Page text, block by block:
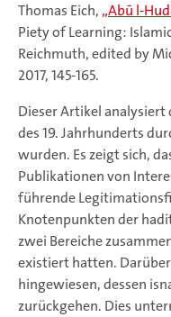
Thomas Eich, „Abū l-
Piety of Learning:
Reichmuth, edited by
2017, 145-165.
Dieser Artikel analysiert
des 19. Jahrhunderts
wurden. Es zeigt sich,
Publikationen von
führende
Knotenpunkten der
zwei Bereiche
existiert hatten.
hingewiesen, dessen
zurückgehen. Dies